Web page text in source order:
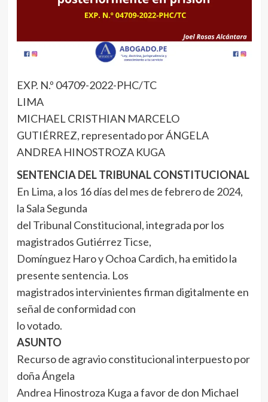
EXP. N.º 04709-2022-PHC/TC
LIMA
MICHAEL CRISTHIAN MARCELO
GUTIÉRREZ, representado por ÁNGELA
ANDREA HINOSTROZA KUGA
SENTENCIA DEL TRIBUNAL CONSTITUCIONAL
En Lima, a los 16 días del mes de febrero de 2024,
la Sala Segunda
del Tribunal Constitucional, integrada por los
magistrados Gutiérrez Ticse,
Domínguez Haro y Ochoa Cardich, ha emitido la
presente sentencia. Los
magistrados intervinientes firman digitalmente en
señal de conformidad con
lo votado.
ASUNTO
Recurso de agravio constitucional interpuesto por
doña Ángela
Andrea Hinostroza Kuga a favor de don Michael